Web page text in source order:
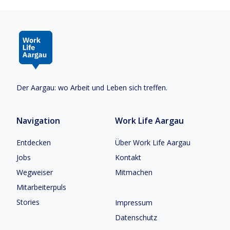
Der Aargau: wo Arbeit und Leben sich treffen.
Navigation
Entdecken
Jobs
Wegweiser
Mitarbeiterpuls
Stories
Work Life Aargau
Über Work Life Aargau
Kontakt
Mitmachen
Impressum
Datenschutz